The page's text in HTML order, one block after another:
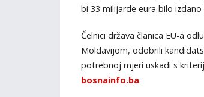
bi 33 milijarde eura bilo
Čelnici država članica EU-a
Moldavijom, odobrili
potrebnoj mjeri uskadi s
bosnainfo.ba.